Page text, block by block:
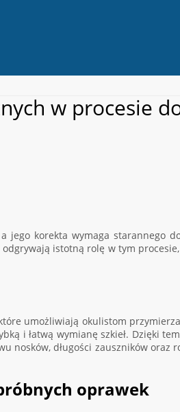
w procesie
jego korekta wymaga
istotną rolę w tym
umożliwiają okulistom
i łatwą wymianę szkieł. Dzięki
nosków, długości zauszników
oprawek